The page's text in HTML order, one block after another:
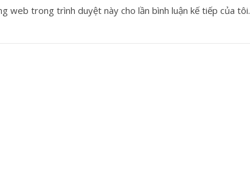
web trong trình duyệt này cho lần bình luận kế tiếp của tôi.